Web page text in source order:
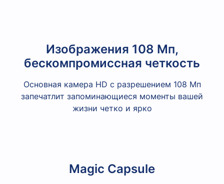
Изображения 108 Мп,
бескомпромиссная четкость
Основная камера HD с разрешением 108 Мп
запечатлит запоминающиеся моменты вашей
жизни четко и ярко
Magic Capsule